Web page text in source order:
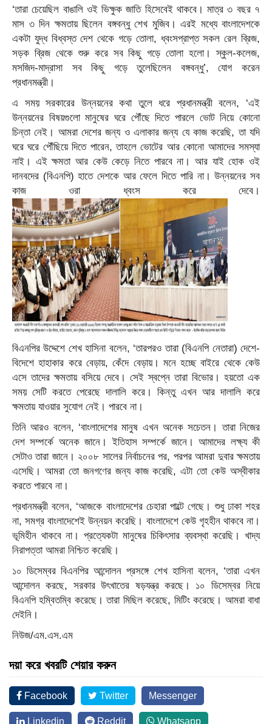
‘তারা চেয়েছিল বাঙালি ওই ভিক্ষুক জাতি হিসেবেই থাকবে। মাত্র ৩ বছর ৭
মাস ৩ দিন ক্ষমতায় ছিলেন বঙ্গবন্ধু শেখ মুজিব। এরই মধ্যে বাংলাদেশকে
একটা যুদ্ধ বিধ্বস্ত দেশ থেকে গড়ে তোলা, ধ্বংসপ্রাপ্ত সকল রেল ব্রিজ,
সড়ক ব্রিজ থেকে শুরু করে সব কিছু গড়ে তোলা হলো। স্কুল-কলেজ,
মসজিদ-মাদ্রাসা সব কিছু গড়ে তুলেছিলেন বঙ্গবন্ধু’, যোগ করেন
প্রধানমন্ত্রী।
এ সময় সরকারের উন্নয়নের কথা তুলে ধরে প্রধানমন্ত্রী বলেন, ‘এই
উন্নয়নের বিষয়গুলো মানুষের ঘরে পৌঁছে দিতে পারলে ভোট নিয়ে কোনো
চিন্তা নেই। আমরা দেশের জন্য ও এলাকার জন্য যে কাজ করেছি, তা যদি
ঘরে ঘরে পৌঁছিয়ে দিতে পারেন, তাহলে ভোটের আর কোনো আমাদের সমস্যা
নাই। এই ক্ষমতা আর কেউ কেড়ে নিতে পারবে না। আর যাই হোক ওই
দানবদের (বিএনপি) হাতে দেশকে আর ফেলে দিতে পারি না। উন্নয়নের সব
কাজ ওরা ধ্বংস করে দেবে।
বিএনপির উদ্দেশে শেখ হাসিনা বলেন, ‘তারপরও তারা (বিএনপি নেতারা) দেশে-
বিদেশে হাহাকার করে বেড়ায়, কেঁদে বেড়ায়। মনে হচ্ছে বাইরে থেকে কেউ
এসে তাদের ক্ষমতায় বসিয়ে দেবে। সেই স্বপ্নে তারা বিভোর। হয়তো এক
সময় সেটি করতে পেরেছে দালালি করে। কিন্তু এখন আর দালালি করে
ক্ষমতায় যাওয়ার সুযোগ নেই। পারবে না।
তিনি আরও বলেন, ‘বাংলাদেশের মানুষ এখন অনেক সচেতন। তারা নিজের
দেশ সম্পর্কে অনেক জানে। ইতিহাস সম্পর্কে জানে। আমাদের লক্ষ্য কী
সেটাও তারা জানে। ২০০৮ সালের নির্বাচনের পর, পরপর আমরা দুবার ক্ষমতায়
এসেছি। আমরা তো জনগণের জন্য কাজ করেছি, এটা তো কেউ অস্বীকার
করতে পারবে না।
প্রধানমন্ত্রী বলেন, ‘আজকে বাংলাদেশের চেহারা পাল্টে গেছে। শুধু ঢাকা শহর
না, সমগ্র বাংলাদেশেই উন্নয়ন করেছি। বাংলাদেশে কেউ গৃহহীন থাকবে না।
ভূমিহীন থাকবে না। প্রত্যেকটা মানুষের চিকিৎসার ব্যবস্থা করেছি। খাদ্য
নিরাপত্তা আমরা নিশ্চিত করেছি।
১০ ডিসেম্বর বিএনপির আন্দোলন প্রসঙ্গে শেখ হাসিনা বলেন, ‘তারা এখন
আন্দোলন করছে, সরকার উৎখাতের ষড়যন্ত্র করছে। ১০ ডিসেম্বর নিয়ে
বিএনপি হম্বিতম্বি করেছে। তারা মিছিল করেছে, মিটিং করেছে। আমরা বাধা
দেইনি।
নিউজ/এম.এস.এম
দয়া করে খবরটি শেয়ার করুন
Facebook Twitter Messenger
Linkedin Reddit Whatsapp